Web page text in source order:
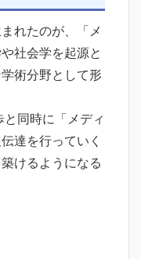
れたのが、「メ
社会学を起源と
術分野として形
同時に「メディ
達を行っていく
けるようになる